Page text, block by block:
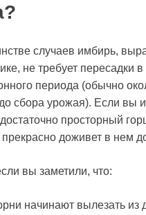
случаев имбирь,
не требует пересадки
периода (обычно
сбора урожая). Если вы
просторный
прекрасно доживет в нем
вы заметили, что:
начинают вылезать из